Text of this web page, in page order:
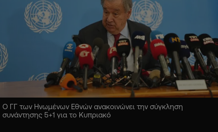
Ο ΓΓ των Ηνωμένων Εθνών ανακοινώνει την σύγκληση
συνάντησης 5+1 για το Κυπριακό